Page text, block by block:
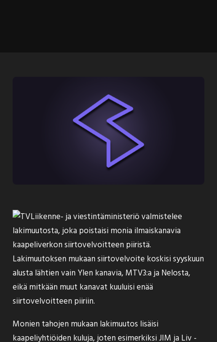
Liikenne- ja viestintäministeriövalmistelee
lakimuutosta, joka poistaisi monia ilmaiskanavia
kaapeliverkon siirtovelvoitteen piiristä.
Lakimuutoksen mukaan siirtovelvoite koskisi syyskuun
alusta lähtien vain Ylen kanavia, MTV3:a ja Nelosta,
eikä mitkään muut kanavat kuuluisi enää
siirtovelvoitteen piiriin.
Monien tahojen mukaan lakimuutos lisäisi
kaapeliyhtiöiden kuluja, joten esimerkiksi JIM ja Liv -